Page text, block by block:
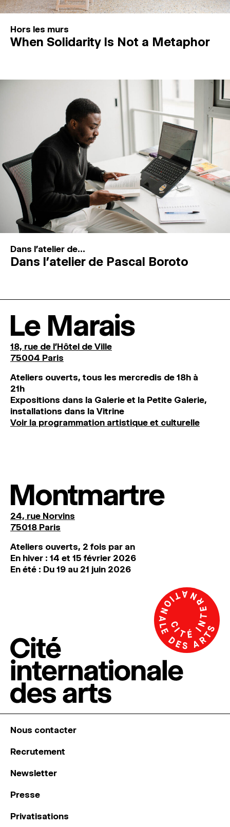
Hors les murs
When Solidarity Is Not a Metaphor
Dans l'atelier de...
Dans l’atelier de Pascal Boroto
Le Marais
18, rue de l'Hôtel de Ville
75004 Paris
Ateliers ouverts, tous les mercredis de 18h à
21h
Expositions dans la Galerie et la Petite Galerie,
installations dans la Vitrine
Voir la programmation artistique et culturelle
Montmartre
24, rue Norvins
75018 Paris
Ateliers ouverts, 2 fois par an
En hiver : 14 et 15 février 2026
En été : Du 19 au 21 juin 2026
Nous contacter
Recrutement
Newsletter
Presse
Privatisations